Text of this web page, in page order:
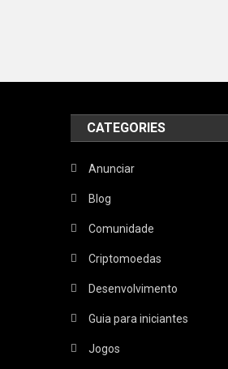
CATEGORIES
Anunciar
Blog
Comunidade
Criptomoedas
Desenvolvimento
Guia para iniciantes
Jogos